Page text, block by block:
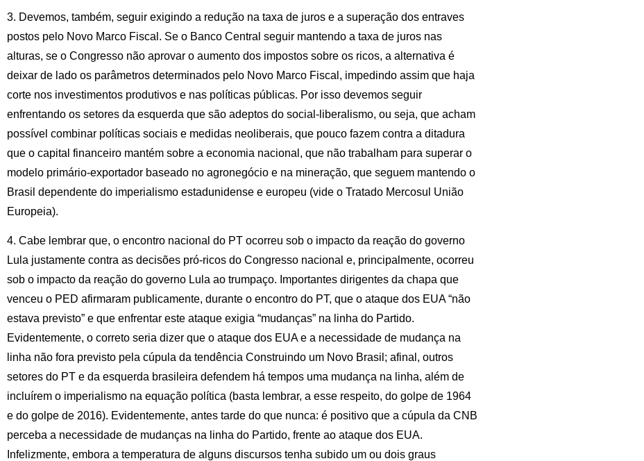
3. Devemos, também, seguir exigindo a redução na taxa de juros e a superação dos entraves
postos pelo Novo Marco Fiscal. Se o Banco Central seguir mantendo a taxa de juros nas
alturas, se o Congresso não aprovar o aumento dos impostos sobre os ricos, a alternativa é
deixar de lado os parâmetros determinados pelo Novo Marco Fiscal, impedindo assim que haja
corte nos investimentos produtivos e nas políticas públicas. Por isso devemos seguir
enfrentando os setores da esquerda que são adeptos do social-liberalismo, ou seja, que acham
possível combinar políticas sociais e medidas neoliberais, que pouco fazem contra a ditadura
que o capital financeiro mantém sobre a economia nacional, que não trabalham para superar o
modelo primário-exportador baseado no agronegócio e na mineração, que seguem mantendo o
Brasil dependente do imperialismo estadunidense e europeu (vide o Tratado Mercosul União
Europeia).
4. Cabe lembrar que, o encontro nacional do PT ocorreu sob o impacto da reação do governo
Lula justamente contra as decisões pró-ricos do Congresso nacional e, principalmente, ocorreu
sob o impacto da reação do governo Lula ao trumpaço. Importantes dirigentes da chapa que
venceu o PED afirmaram publicamente, durante o encontro do PT, que o ataque dos EUA “não
estava previsto” e que enfrentar este ataque exigia “mudanças” na linha do Partido.
Evidentemente, o correto seria dizer que o ataque dos EUA e a necessidade de mudança na
linha não fora previsto pela cúpula da tendência Construindo um Novo Brasil; afinal, outros
setores do PT e da esquerda brasileira defendem há tempos uma mudança na linha, além de
incluírem o imperialismo na equação política (basta lembrar, a esse respeito, do golpe de 1964
e do golpe de 2016). Evidentemente, antes tarde do que nunca: é positivo que a cúpula da CNB
perceba a necessidade de mudanças na linha do Partido, frente ao ataque dos EUA.
Infelizmente, embora a temperatura de alguns discursos tenha subido um ou dois graus